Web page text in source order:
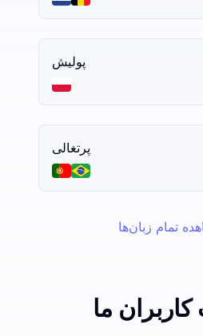
پولیش
پرتغالی
تمام زبان‌ها
ما